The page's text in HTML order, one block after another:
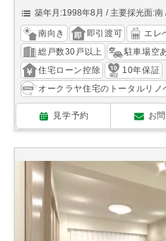
築年月:1998年8月
主要採光面:南
南向き 即引渡可 エレ
総戸数30戸以上
駐車場空
住宅ローン控除
10年保証
オークラヤ住宅のトータルリノ
見学予約 お